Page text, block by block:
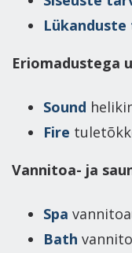
Eriomadustega
Sound
Fire
Vannitoa- ja
Spa
Bath